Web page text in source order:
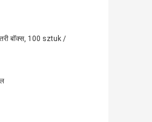
बॉक्स, 100 sztuk /